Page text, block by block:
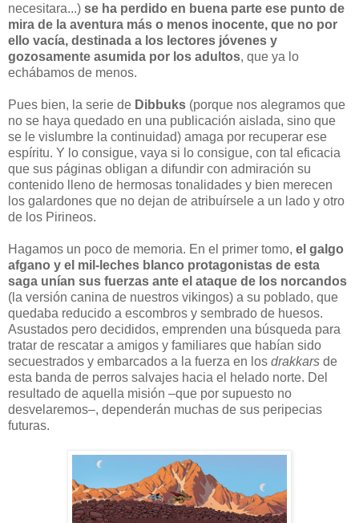
necesitara...) se ha perdido en buena parte ese punto de
mira de la aventura más o menos inocente, que no por
ello vacía, destinada a los lectores jóvenes y
gozosamente asumida por los adultos, que ya lo
echábamos de menos.
Pues bien, la serie de Dibbuks (porque nos alegramos que
no se haya quedado en una publicación aislada, sino que
se le vislumbre la continuidad) amaga por recuperar ese
espíritu. Y lo consigue, vaya si lo consigue, con tal eficacia
que sus páginas obligan a difundir con admiración su
contenido lleno de hermosas tonalidades y bien merecen
los galardones que no dejan de atribuírsele a un lado y otro
de los Pirineos.
Hagamos un poco de memoria. En el primer tomo, el galgo
afgano y el mil-leches blanco protagonistas de esta
saga unían sus fuerzas ante el ataque de los norcandos
(la versión canina de nuestros vikingos) a su poblado, que
quedaba reducido a escombros y sembrado de huesos.
Asustados pero decididos, emprenden una búsqueda para
tratar de rescatar a amigos y familiares que habían sido
secuestrados y embarcados a la fuerza en los drakkars de
esta banda de perros salvajes hacia el helado norte. Del
resultado de aquella misión –que por supuesto no
desvelaremos–, dependerán muchas de sus peripecias
futuras.